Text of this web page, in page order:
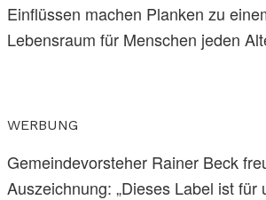
Einflüssen machen Planken zu
Lebensraum für Menschen jeden
WERBUNG
Gemeindevorsteher Rainer Beck
Auszeichnung: „Dieses Label ist für